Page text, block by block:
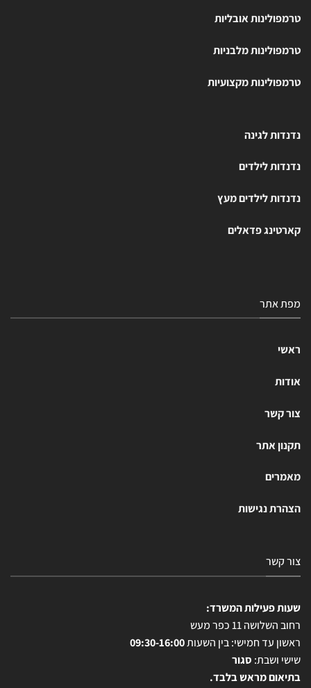
טרמפולינות אובליות
טרמפולינות מלבניות
טרמפולינות מקצועיות
נדנדות לגינה
נדנדות לילדים
נדנדות לילדים מעץ
קארטינג פדאלים
מפת אתר
ראשי
אודות
צור קשר
תקנון אתר
מאמרים
הצהרת נגישות
צור קשר
שעות פעילות המשרד:
רחוב השלושה 11 כפר מעש
ראשון עד חמישי: בין השעות09:30-16:00
שישי ושבת: סגור
בתיאום מראש בלבד.